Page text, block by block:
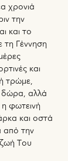
χρονιά
την
και το
τη Γέννηση
και
τρώμε,
δώρα, αλλά
η φωτεινή
και οστά
από την
Του